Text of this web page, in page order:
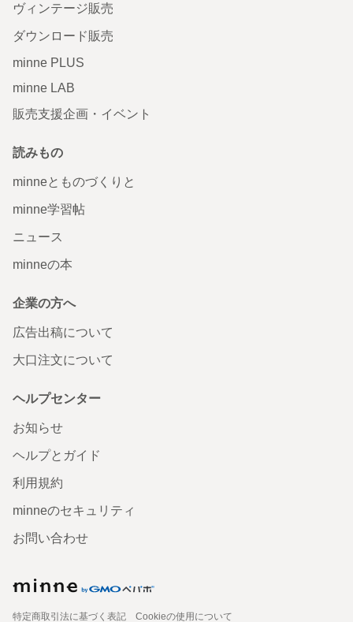
ヴィンテージ販売
ダウンロード販売
minne PLUS
minne LAB
販売支援企画・イベント
読みもの
minneとものづくりと
minne学習帖
ニュース
minneの本
企業の方へ
広告出稿について
大口注文について
ヘルプセンター
お知らせ
ヘルプとガイド
利用規約
minneのセキュリティ
お問い合わせ
特定商取引法に基づく表記
Cookieの使用について